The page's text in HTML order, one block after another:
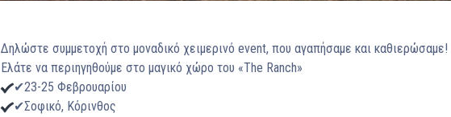
Δηλώστε συμμετοχή στο μοναδικό χειμερινό event, που αγαπήσαμε και καθιερώσαμε!
Ελάτε να περιηγηθούμε στο μαγικό χώρο του «The Ranch»
✔23-25 Φεβρουαρίου
✔Σοφικό, Κόρινθος